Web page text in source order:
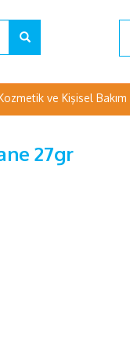
ve Kişisel Bakım
27gr